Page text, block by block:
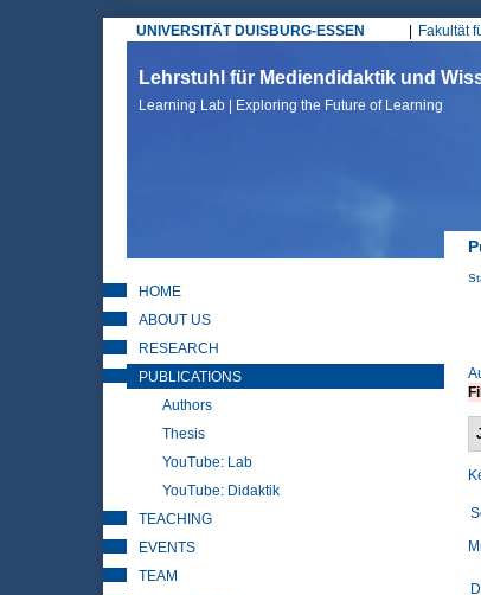
UNIVERSITÄT DUISBURG-ESSEN
Hauptmenü
Fakultät
Lehrstuhl für Mediendidaktik und
Learning Lab | Exploring the Future of Learning
HOME
ABOUT US
RESEARCH
PUBLICATIONS
Authors
Thesis
YouTube: Lab
YouTube: Didaktik
TEACHING
EVENTS
TEAM